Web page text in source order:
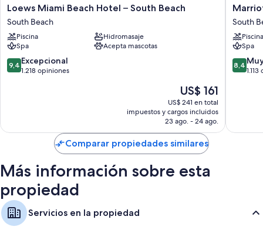
Las 51 habitaciones amuebladas de manera individual tienen atenciones
como ropa de cama de alta calidad y aire acondicionado. Además,
brindan servicios como wifi gratis y cajas de seguridad. Los huéspedes
dejan muy buenas opiniones sobre la limpieza de las habitaciones en
esta propiedad.
También se incluyen los siguientes beneficios adicionales en todas las
Cunas gratuitas y camas adicionales gratuitas
Sábanas de algodón egipcio y colchones con pillow-top
Baños con duchas y artículos de tocador gratuitos
Televisiones de alta definición con canales de televisión premium
Loews
Miami
Beach
Hotel
–
South
Beach
Loews Miami Beach Hotel – South Beach
South Beach
Piscina
Hidromasaje
Spa
Acepta mascotas
9.4
de
9,4 Excepcional
1.218 opiniones
El
precio
actual
es
de
US$ 161
US$ 161
US$ 241 en total
impuestos y cargos incluidos
23 ago. - 24 ago.
Marriott
Stanton
South
Beach
South
Beach
South
Piscina
Spa
8.4
de
8,4
Comparar propiedades similares
Más información sobre esta
propiedad
Servicios en la propiedad